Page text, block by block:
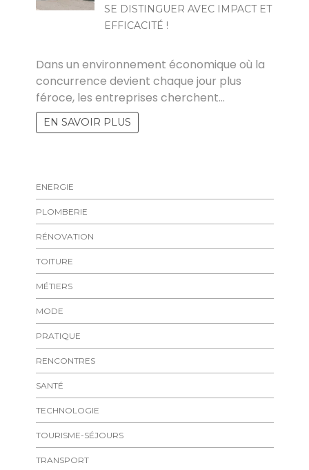
SE DISTINGUER AVEC IMPACT ET
EFFICACITÉ !
Dans un environnement économique où la
concurrence devient chaque jour plus
féroce, les entreprises cherchent…
EN SAVOIR PLUS
ENERGIE
PLOMBERIE
RÉNOVATION
TOITURE
MÉTIERS
MODE
PRATIQUE
RENCONTRES
SANTÉ
TECHNOLOGIE
TOURISME-SÉJOURS
TRANSPORT